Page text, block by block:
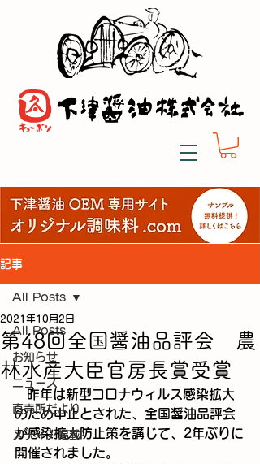
記事
All Posts
お知らせ
ニュース
直売所だより
メディア掲載
All Posts
第48回全国醤油品評会 農
林水産大臣官房長賞受賞
2021年10月2日
のため中止とされた、全国醤油品評会
が感染拡大防止策を講じて、2年ぶりに
開催されました。